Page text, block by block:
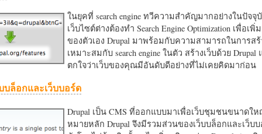
ในยุคที่ search engine ทวีความสำคัญมากอย่างในปัจจุ
เว็บไซต์ต่างต้องทำ Search Engine Optimization เพื่อเ
ของตัวเอง Drupal มาพร้อมกับความสามารถในการส
เหมาะสมกับ search engine ในตัว สร้างเว็บด้วย
ตกใจว่าเว็บของคุณมีอันดับดีอย่างที่ไม่เคยคิดมาก่อน
ล็อกและเว็บบอร์ด
Drupal เป็น CMS ที่ออกแบบมาเพื่อเว็บชุมชนขนาดให
หมายหลัก Drupal จึงมีรวมส่วนของเว็บบล็อกและเว็บ